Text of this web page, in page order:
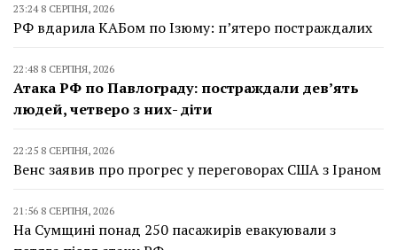
23:24 8 СЕРПНЯ, 2026
РФ вдарила КАБом по Ізюму: п’ятеро постраждалих
22:48 8 СЕРПНЯ, 2026
Атака РФ по Павлограду: постраждали дев’ять
людей, четверо з них- діти
22:25 8 СЕРПНЯ, 2026
Венс заявив про прогрес у переговорах США з Іраном
21:56 8 СЕРПНЯ, 2026
На Сумщині понад 250 пасажирів евакуювали з